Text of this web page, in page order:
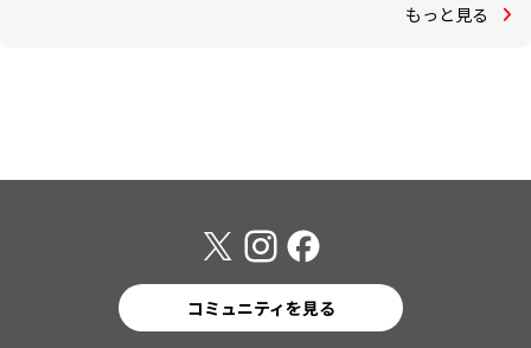
もっと見る
コミュニティを見る